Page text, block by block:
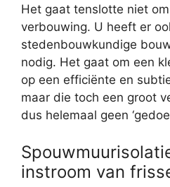
Het gaat tenslotte niet
verbouwing. U heeft er
stedenbouwkundige
nodig. Het gaat om een
op een efficiënte en
maar die toch een groot
dus helemaal geen
instroom van